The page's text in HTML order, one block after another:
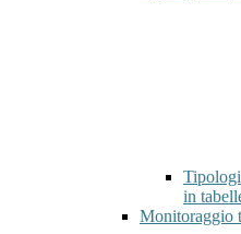
in
Monitoraggio